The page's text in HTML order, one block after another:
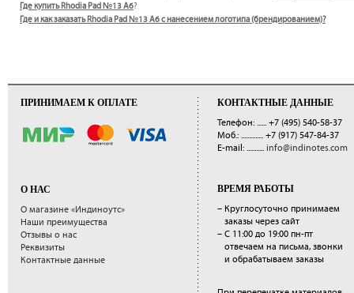
Где купить Rhodia Pad №13 A6?
Где и как заказать Rhodia Pad №13 A6 с нанесением логотипа (брендированием)?
ПРИНИМАЕМ К ОПЛАТЕ
О НАС
О магазине «Индиноутс»
Наши преимущества
Отзывы о нас
Реквизиты
Контактные данные
КОНТАКТНЫЕ ДАННЫЕ
Телефон: ...... +7 (495) 540-58-37
Моб.: .............. +7 (917) 547-84-37
E-mail: ........... info@indinotes.com
ВРЕМЯ РАБОТЫ
– Круглосуточно принимаем
заказы через сайт
– С 11:00 до 19:00 пн-пт
отвечаем на письма, звонки
и обрабатываем заказы